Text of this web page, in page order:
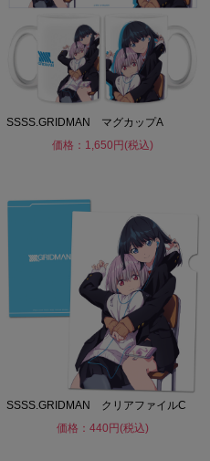
SSSS.GRIDMAN マグカップA
価格：1,650円(税込)
SSSS.GRIDMAN クリアファイルC
価格：440円(税込)